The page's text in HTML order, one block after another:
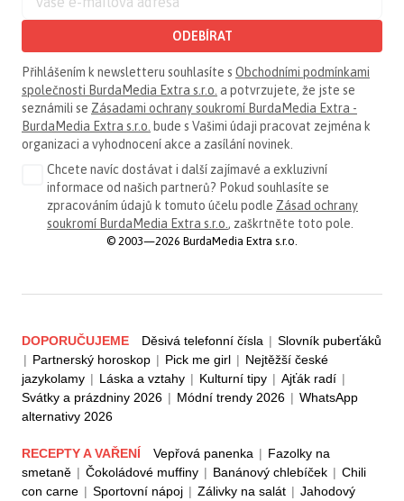
ODEBÍRAT
Přihlášením k newsletteru souhlasíte s Obchodními podmínkami
společnosti BurdaMedia Extra s.r.o. a potvrzujete, že jste se
seznámili se Zásadami ochrany soukromí BurdaMedia Extra -
BurdaMedia Extra s.r.o. bude s Vašimi údaji pracovat zejména k
organizaci a vyhodnocení akce a zasílání novinek.
Chcete navíc dostávat i další zajímavé a exkluzivní
informace od našich partnerů? Pokud souhlasíte se
zpracováním údajů k tomuto účelu podle Zásad ochrany
soukromí BurdaMedia Extra s.r.o. , zaškrtněte toto pole.
© 2003—2026 BurdaMedia Extra s.r.o.
DOPORUČUJEME Děsivá telefonní čísla | Slovník puberťáků
| Partnerský horoskop | Pick me girl | Nejtěžší české
jazykolamy | Láska a vztahy | Kulturní tipy | Ajťák radí |
Svátky a prázdniny 2026 | Módní trendy 2026 | WhatsApp
alternativy 2026
RECEPTY A VAŘENÍ Vepřová panenka | Fazolky na
smetaně | Čokoládové muffiny | Banánový chlebíček | Chili
con carne | Sportovní nápoj | Zálivky na salát | Jahodový